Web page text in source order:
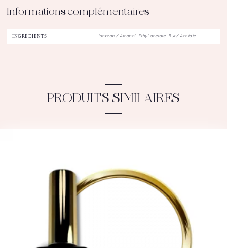
Informations complémentaires
INGRÉDIENTS Isopropyl Alcohol, Ethyl acetate, Butyl Acetate
PRODUITS SIMILAIRES